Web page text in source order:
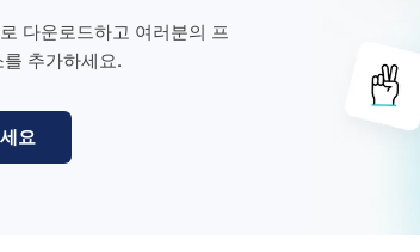
다운로드하고 여러분의 프
추가하세요.
요